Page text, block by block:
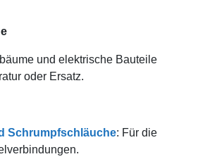
und elektrische Bauteile
oder Ersatz.
Schrumpfschläuche: Für die